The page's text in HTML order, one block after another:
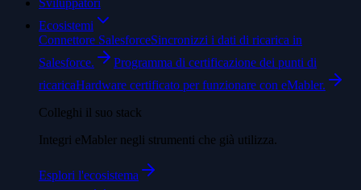
Sviluppatori
Ecosistemi
Connettore SalesforceSincronizzi i dati di ricarica in
Salesforce.
Programma di certificazione dei punti di
ricaricaHardware certificato per funzionare con eMabler.
Colleghi il suo stack
Integri eMabler negli strumenti che già utilizza.
Esplori l'ecosistema